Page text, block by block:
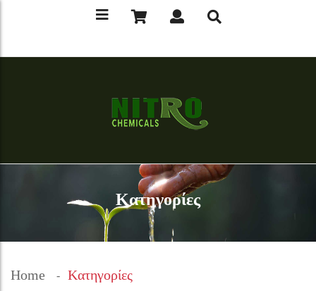
Kατηγορίες
Home Kατηγορίες